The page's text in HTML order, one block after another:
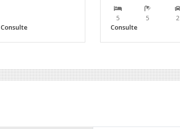
Consulte
5 5
2
Consulte